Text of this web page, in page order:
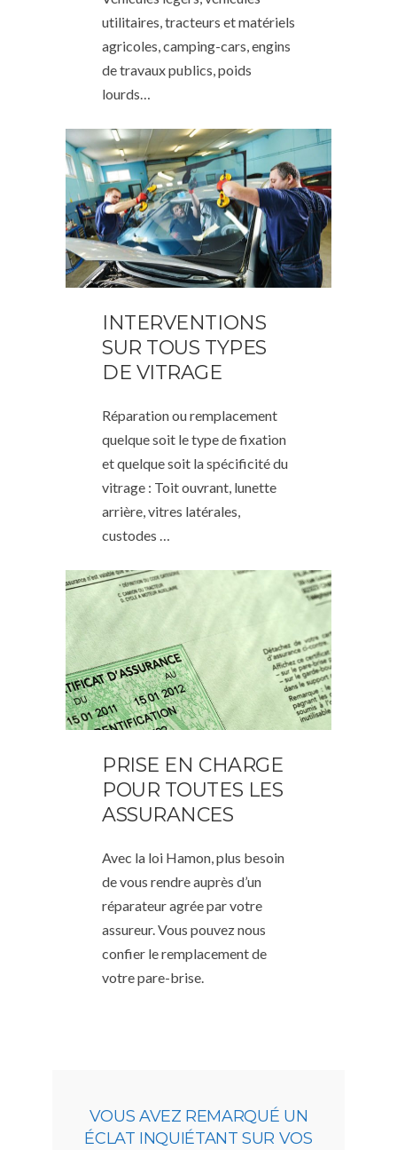
utilitaires, tracteurs et matériels
agricoles, camping-cars, engins
de travaux publics, poids
lourds…
INTERVENTIONS
SUR TOUS TYPES
DE VITRAGE
Réparation ou remplacement
quelque soit le type de fixation
et quelque soit la spécificité du
vitrage : Toit ouvrant, lunette
arrière, vitres latérales,
custodes …
PRISE EN CHARGE
POUR TOUTES LES
ASSURANCES
Avec la loi Hamon, plus besoin
de vous rendre auprès d’un
réparateur agrée par votre
assureur. Vous pouvez nous
confier le remplacement de
votre pare-brise.
VOUS AVEZ REMARQUÉ UN
ÉCLAT INQUIÉTANT SUR VOS